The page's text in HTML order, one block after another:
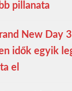
pillanata
New Day
idők egyik
el